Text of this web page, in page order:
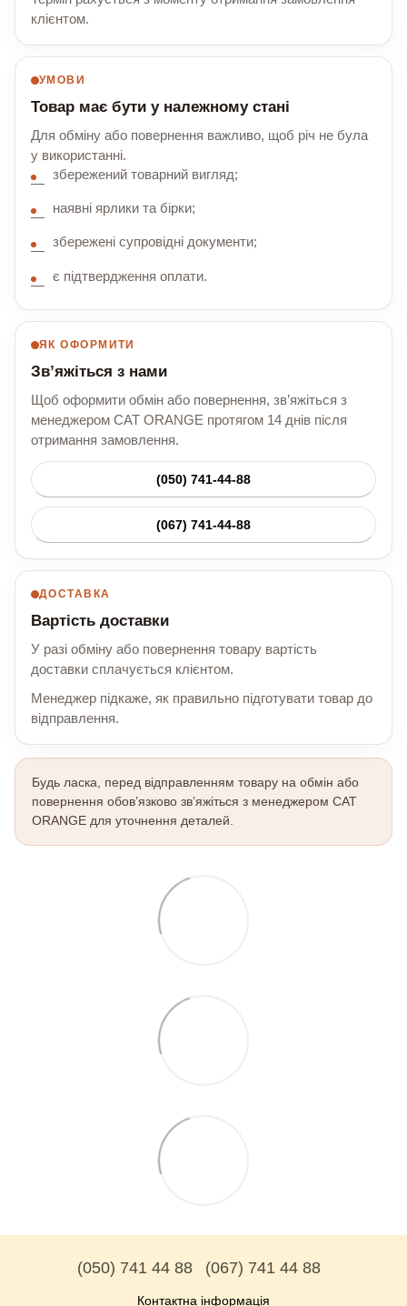
клієнтом.
УМОВИ
Товар має бути у належному стані
Для обміну або повернення важливо, щоб річ не була
у використанні.
збережений товарний вигляд;
наявні ярлики та бірки;
збережені супровідні документи;
є підтвердження оплати.
ЯК ОФОРМИТИ
Зв’яжіться з нами
Щоб оформити обмін або повернення, зв’яжіться з
менеджером CAT ORANGE протягом 14 днів після
отримання замовлення.
(050) 741-44-88
(067) 741-44-88
ДОСТАВКА
Вартість доставки
У разі обміну або повернення товару вартість
доставки сплачується клієнтом.
Менеджер підкаже, як правильно підготувати товар до
відправлення.
Будь ласка, перед відправленням товару на обмін або
повернення обов’язково зв’яжіться з менеджером CAT
ORANGE для уточнення деталей.
(050) 741 44 88 (067) 741 44 88
Контактна інформація